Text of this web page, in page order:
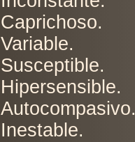
Caprichoso.
Variable.
Susceptible.
Hipersensible.
Autocompasivo.
Inestable.